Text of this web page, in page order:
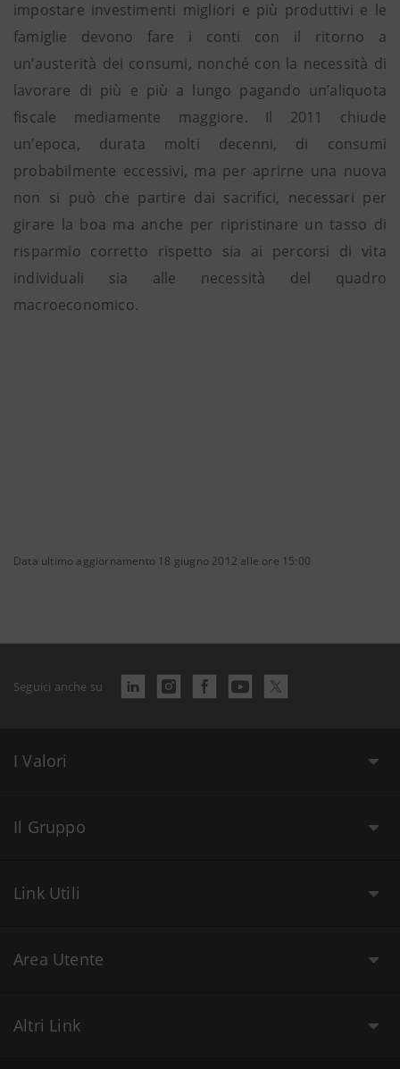
impostare investimenti migliori e più produttivi e le
famiglie devono fare i conti con il ritorno a
un’austerità dei consumi, nonché con la necessità di
lavorare di più e più a lungo pagando un’aliquota
fiscale mediamente maggiore. Il 2011 chiude
un’epoca, durata molti decenni, di consumi
probabilmente eccessivi, ma per aprirne una nuova
non si può che partire dai sacrifici, necessari per
girare la boa ma anche per ripristinare un tasso di
risparmio corretto rispetto sia ai percorsi di vita
individuali sia alle necessità del quadro
macroeconomico.
Data ultimo aggiornamento 18 giugno 2012 alle ore 15:00
Seguici anche su
I Valori
Il Gruppo
Link Utili
Area Utente
Altri Link